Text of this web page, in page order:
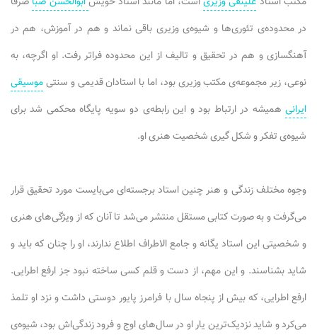
در محدوده‌ی تئوری‌ها و شیوه‌ی وزیری باقی نماند و هم در آموزش، هم در
آهنگسازی و هم در تحقیق و تالیف از این محدوده فراتر رفت. او اگرچه، به
نوعی، زیر مجموعه‌ی مکتب وزیری بود، اما با استادان قدیمی و سنتیموسیقی
ایرانی همیشه در ارتباط بود و این رابطه‌ی دو سویه پایگاه محکمی شد برای
شیوه‌ی تفکر و شکل گیری شخصیت هنری او.
وجوه مختلف زندگی و هنر چنین استاد برجسته‌ای می‌بایست مورد تحقیق قرار
می‌گرفت و به صورت کتابی مستقل منتشر می‌شد تا آنان که از ویژگی‌های هنری
و شخصیتی این استاد یگانه و جامع الاطراف اطلاع ندارند، او را چنان که باید و
شاید بشناسند. و این مهم، از دست و قلم کسی ساخته نبود جز ارفع اطرایی.
ارفع اطرایی، که بیش از پنجاه سال با فرامرز پایور دوستی داشت و نزد او تلمذ
می‌کرد و شاید نزدیک‌ترین یار او در سال‌های اوج و فرود زندگی‌اش بود، شیوه‌ی